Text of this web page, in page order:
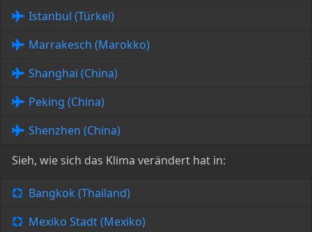
Istanbul (Türkei)
Marrakesch (Marokko)
Shanghai (China)
Peking (China)
Shenzhen (China)
Sieh, wie sich das Klima verändert hat in:
Bangkok (Thailand)
Mexiko Stadt (Mexiko)